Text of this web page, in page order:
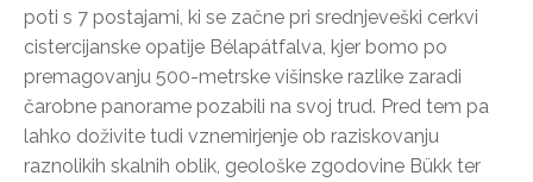
poti s 7 postajami, ki se začne pri srednjeveški cerkvi
cistercijanske opatije Bélapátfalva, kjer bomo po
premagovanju 500-metrske višinske razlike zaradi
čarobne panorame pozabili na svoj trud. Pred tem pa
lahko doživite tudi vznemirjenje ob raziskovanju
raznolikih skalnih oblik, geološke zgodovine Bükk ter